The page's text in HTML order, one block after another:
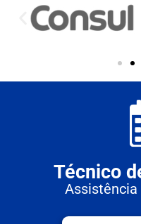
Técnico
Assistência